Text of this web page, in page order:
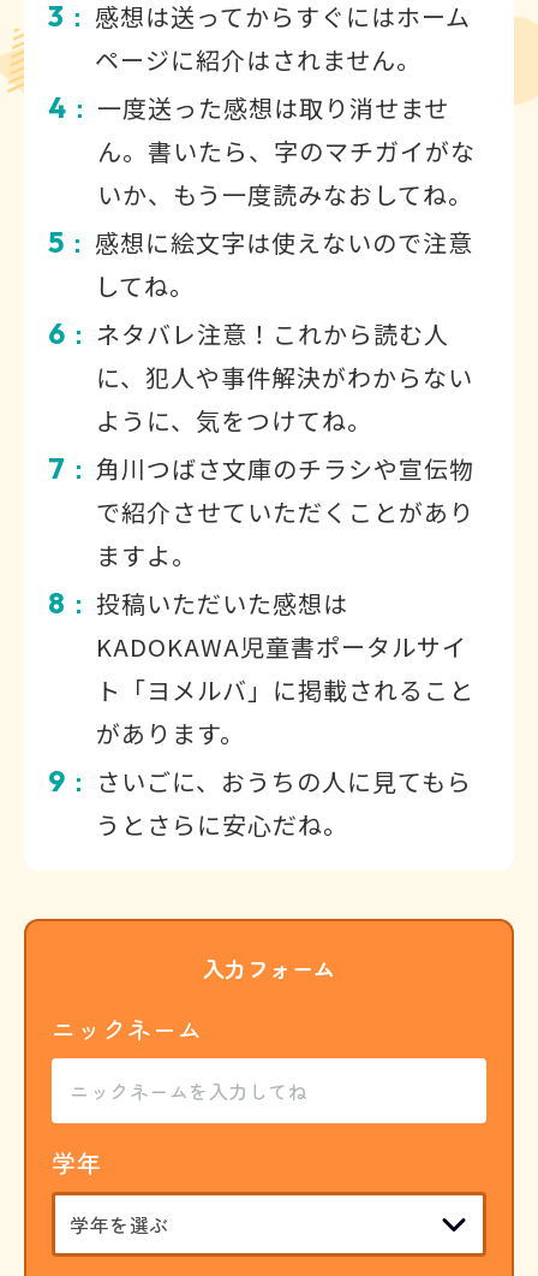
3 ： 感想は送ってからすぐにはホーム
ページに紹介はされません。
4 ： 一度送った感想は取り消せませ
ん。書いたら、字のマチガイがな
いか、もう一度読みなおしてね。
5 ： 感想に絵文字は使えないので注意
してね。
6 ： ネタバレ注意！これから読む人
に、犯人や事件解決がわからない
ように、気をつけてね。
7 ： 角川つばさ文庫のチラシや宣伝物
で紹介させていただくことがあり
ますよ。
8 ： 投稿いただいた感想は
KADOKAWA児童書ポータルサイ
ト「ヨメルバ」に掲載されること
があります。
9 ：
さいごに、おうちの人に見てもら
うとさらに安心だね。
入力フォーム
ニックネーム
学年